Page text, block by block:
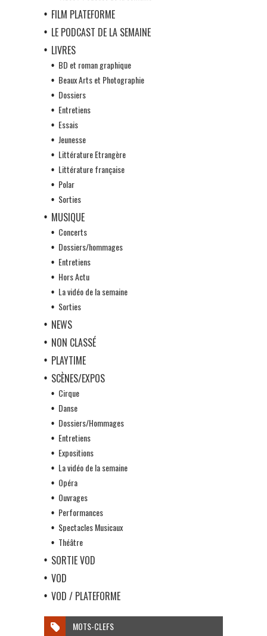
FILM PLATEFORME
LE PODCAST DE LA SEMAINE
LIVRES
BD et roman graphique
Beaux Arts et Photographie
Dossiers
Entretiens
Essais
Jeunesse
Littérature Etrangère
Littérature française
Polar
Sorties
MUSIQUE
Concerts
Dossiers/hommages
Entretiens
Hors Actu
La vidéo de la semaine
Sorties
NEWS
NON CLASSÉ
PLAYTIME
SCÈNES/EXPOS
Cirque
Danse
Dossiers/Hommages
Entretiens
Expositions
La vidéo de la semaine
Opéra
Ouvrages
Performances
Spectacles Musicaux
Théâtre
SORTIE VOD
VOD
VOD / PLATEFORME
MOTS-CLEFS